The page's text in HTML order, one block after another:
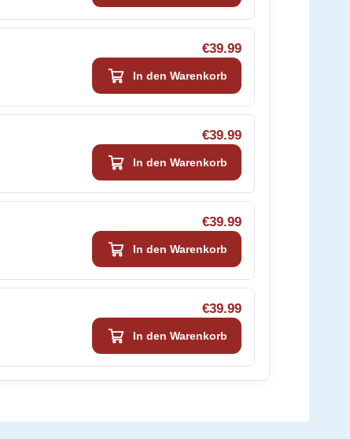
€39.99
In den Warenkorb
€39.99
In den Warenkorb
€39.99
In den Warenkorb
€39.99
In den Warenkorb